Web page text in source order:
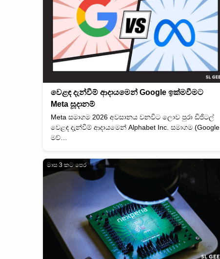
වෙළඳ දැන්වීම් ආදායමෙන් Google ඉක්මවීමට
Meta සූදානම්
Meta සමාගම 2026 අවසානය වනවිට ලොව පුරා ඩිජිටල්
වෙළඳ දැන්වීම් ආදායමෙන් Alphabet Inc. සමාගම (Google
මව්…
මාස 3 කට පෙර